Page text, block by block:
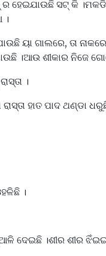
ହେଇଯାଉଛି ସଟ୍ କି
।
ୟା ଗାଲରେ, ତା
।ଆଉ ଶୀକାର ନିଜେ
।
ହାତ ପାଦ ଥଣ୍ଡା
।
ଦେଇଛି ।ଶୀର ଶୀର